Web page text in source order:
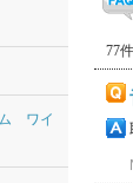
ム ワイ
77